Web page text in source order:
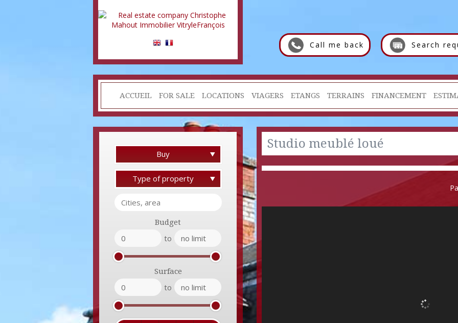
Call me back Search
ACCUEIL FOR SALE LOCATIONS VIAGERS ETANGS TERRAINS FINANCEMENT
Buy
Type of property
Budget
to
Surface
to
Studio meublé loué